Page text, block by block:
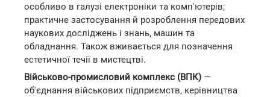
особливо в галузі електроніки та комп'ютерів;
практичне застосування й розроблення передових
наукових досліджень і знань, машин та
обладнання. Також вживається для позначення
естетичної течії в мистецтві.
Військово-промисловий комплекс (ВПК) —
об'єднання військових підприємств, керівництва